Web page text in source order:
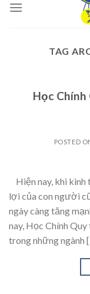
TAG
Học
POSTED
Hiện nay, khi kinh
lợi của con người
ngày càng tăng
nay, Học Chính
trong những ngành